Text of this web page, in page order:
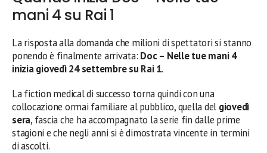
mani 4 su Rai 1
La risposta alla domanda che milioni di spettatori si stanno
ponendo è finalmente arrivata: Doc – Nelle tue mani 4
inizia giovedì 24 settembre su Rai 1.
La fiction medical di successo torna quindi con una
collocazione ormai familiare al pubblico, quella del giovedì
sera, fascia che ha accompagnato la serie fin dalle prime
stagioni e che negli anni si è dimostrata vincente in termini
di ascolti.